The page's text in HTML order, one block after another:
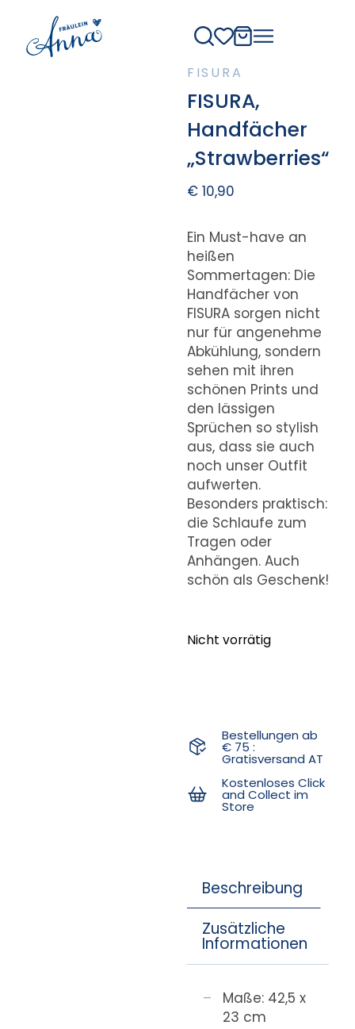
FISURA
FISURA,
Handfächer
„Strawberries“
€10,90
Ein Must-have an
heißen
Sommertagen: Die
Handfächer von
FISURA sorgen nicht
nur für angenehme
Abkühlung, sondern
sehen mit ihren
schönen Prints und
den lässigen
Sprüchen so stylish
aus, dass sie auch
noch unser Outfit
aufwerten.
Besonders praktisch:
die Schlaufe zum
Tragen oder
Anhängen. Auch
schön als Geschenk!
Nicht vorrätig
Bestellungen ab
€ 75 :
Gratisversand AT
Kostenloses Click
and Collect im
Store
Beschreibung
Zusätzliche
Informationen
Maße: 42,5 x
23 cm